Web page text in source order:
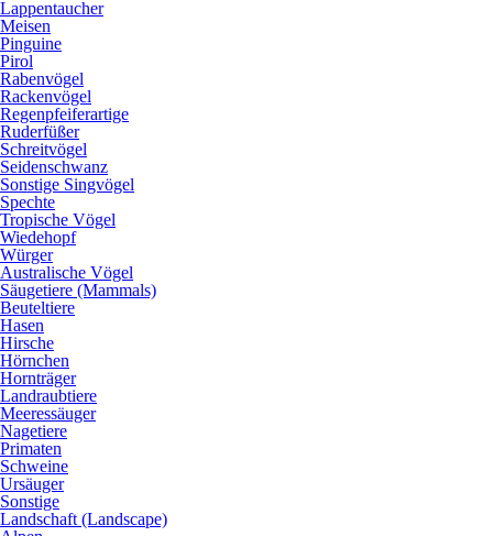
Lappentaucher
Meisen
Pinguine
Pirol
Rabenvögel
Rackenvögel
Regenpfeiferartige
Ruderfüßer
Schreitvögel
Seidenschwanz
Sonstige Singvögel
Spechte
Tropische Vögel
Wiedehopf
Würger
Australische Vögel
Säugetiere (Mammals)
Beuteltiere
Hasen
Hirsche
Hörnchen
Hornträger
Landraubtiere
Meeressäuger
Nagetiere
Primaten
Schweine
Ursäuger
Sonstige
Landschaft (Landscape)